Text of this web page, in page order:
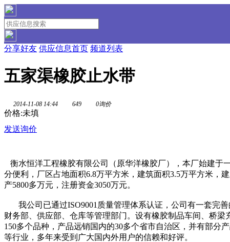
分享好友 供应信息首页 频道列表
五家渠橡胶止水带
2014-11-08 14:44 649 0询价
价格:未填
发送询价
衡水恒洋工程橡胶有限公司（原华洋橡胶厂），本厂始建于
分便利，厂区占地面积6.8万平方米，建筑面积3.5万平方米，
产5800多万元，注册资金3050万元。
我公司已通过ISO9001质量管理体系认证，公司有一套完善
财务部、供应部、仓库等管理部门。设有橡胶制品车间、桥
150多个品种，产品远销国内的30多个省市自治区，并有部分
等行业，多年来受到广大国内外用户的信赖和好评。